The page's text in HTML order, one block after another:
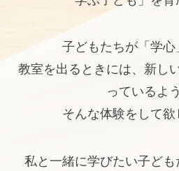
子どもたちが「学心
教室を出るときには、新し
っているよ
そんな体験をして欲
私と一緒に学びたい子ども